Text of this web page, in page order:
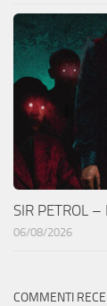
SIR PETROL
06/08/2026
COMMENTI